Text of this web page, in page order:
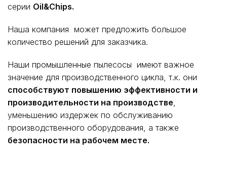
серии Oil&Chips.
Наша компания может предложить большое
количество решений для заказчика.
Наши промышленные пылесосы имеют важное
значение для производственного цикла, т.к. они
способствуют повышению эффективности и
производительности на производстве,
уменьшению издержек по обслуживанию
производственного оборудования, а также
безопасности на рабочем месте.